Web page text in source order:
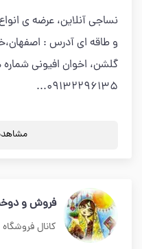
نساجی آنلاین، عرضه ی
و طاقه ای آدرس :
09132296135...
فروش و
کانال فروشگاه